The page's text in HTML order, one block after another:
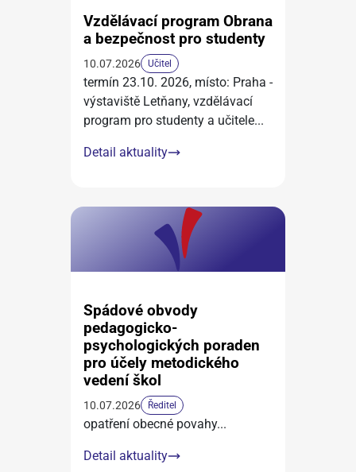
Vzdělávací program Obrana
a bezpečnost pro studenty
10.07.2026 Učitel
termín 23.10. 2026, místo: Praha -
výstaviště Letňany, vzdělávací
program pro studenty a učitele...
Detail aktuality
Spádové obvody
pedagogicko-
psychologických poraden
pro účely metodického
vedení škol
10.07.2026 Ředitel
opatření obecné povahy...
Detail aktuality